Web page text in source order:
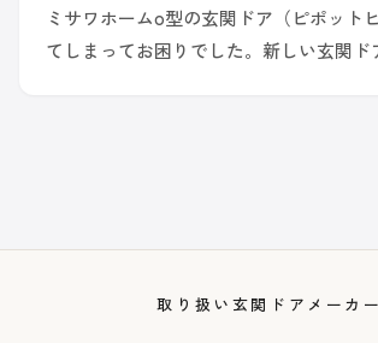
ミサワホームo型の玄関ドア（ピポット
てしまってお困りでした。新しい玄関ド
取り扱い玄関ドアメーカー